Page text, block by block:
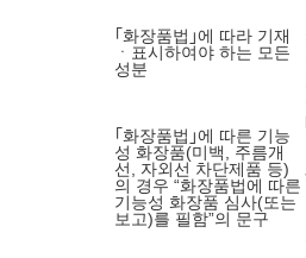
｢화장품법｣에 따라 기재
ㆍ표시하여야 하는 모든
성분
｢화장품법｣에 따른 기능
성 화장품(미백, 주름개
선, 자외선 차단제품 등)
의 경우 “화장품법에 따른
기능성 화장품 심사(또는
보고)를 필함”의 문구